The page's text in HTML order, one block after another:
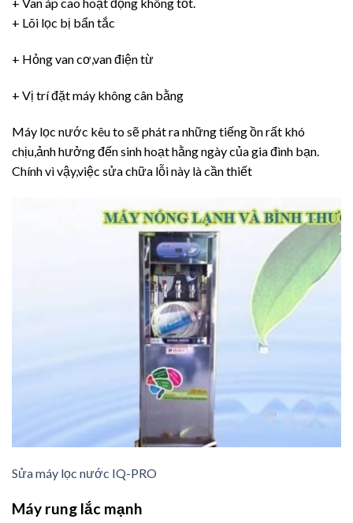
+ Van áp cao hoạt động không tốt.
+ Lõi lọc bị bẩn tắc
+ Hỏng van cơ,van điện từ
+ Vị trí đặt máy không cân bằng
Máy lọc nước kêu to sẽ phát ra những tiếng ồn rất khó
chịu,ảnh hưởng đến sinh hoạt hằng ngày của gia đình bạn.
Chính vì vậy,việc sửa chữa lỗi này là cần thiết
Sửa máy lọc nước IQ-PRO
Máy rung lắc mạnh